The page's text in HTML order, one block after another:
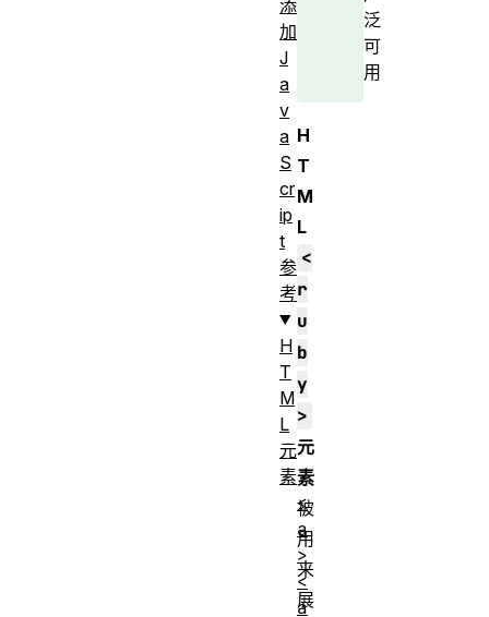
泛
可
用
H
T
M
L
<
r
u
b
y
>
元
素
被
用
来
展
添
加
J
a
v
a
S
cr
ip
t
参
考
H
T
M
L
元
素
<
a
>
<
a